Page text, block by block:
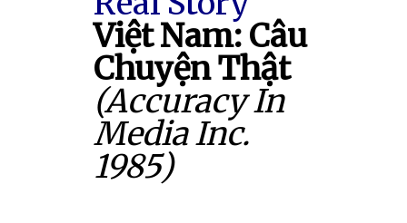
Việt Nam: Câu
Chuyện Thật
(Accuracy In
Media Inc.
1985)